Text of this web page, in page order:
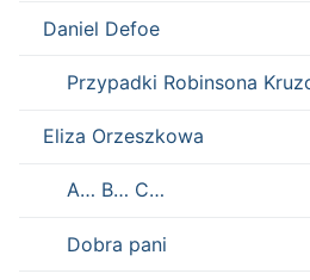
Daniel Defoe
Przypadki Robinsona
Eliza Orzeszkowa
A… B… C…
Dobra pani